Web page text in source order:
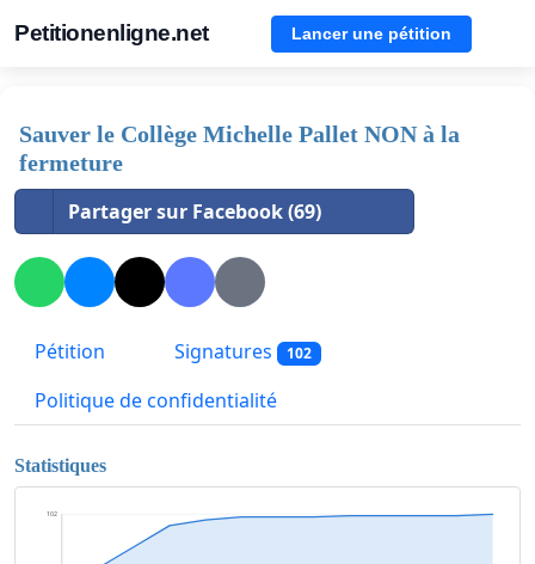
Petitionenligne.net Lancer une pétition
Sauver le Collège Michelle Pallet NON à la
fermeture
Partager sur Facebook (69)
Pétition Signatures 102
Politique de confidentialité
Statistiques
102